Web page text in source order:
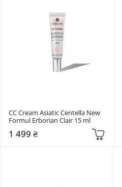
CC Cream Asiatic Centella New
Formul Erborian Clair 15 ml
1 499 ₴